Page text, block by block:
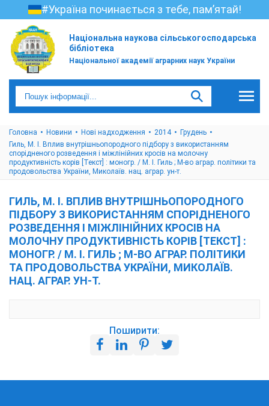
#Україна починається з тебе, пам’ятай!
Національна наукова сільськогосподарська
бібліотека
Національної академії аграрних наук України
Головна Новини Нові надходження 2014
Грудень
Гиль, М. І. Вплив внутрішньопородного підбору з використанням
спорідненого розведення і міжлінійних кросів на молочну
продуктивність корів [Текст] : моногр. / М. І. Гиль ; М-во аграр. політики та
продовольства України, Миколаїв. нац. аграр. ун-т.
ГИЛЬ, М. І. ВПЛИВ ВНУТРІШНЬОПОРОДНОГО
ПІДБОРУ З ВИКОРИСТАННЯМ СПОРІДНЕНОГО
РОЗВЕДЕННЯ І МІЖЛІНІЙНИХ КРОСІВ НА
МОЛОЧНУ ПРОДУКТИВНІСТЬ КОРІВ [ТЕКСТ] :
МОНОГР. / М. І. ГИЛЬ ; М-ВО АГРАР. ПОЛІТИКИ
ТА ПРОДОВОЛЬСТВА УКРАЇНИ, МИКОЛАЇВ.
НАЦ. АГРАР. УН-Т.
Поширити: